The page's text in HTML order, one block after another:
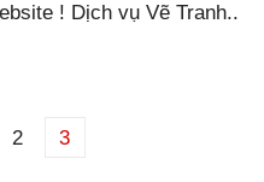
! Dịch vụ Vẽ Tranh..
2 3